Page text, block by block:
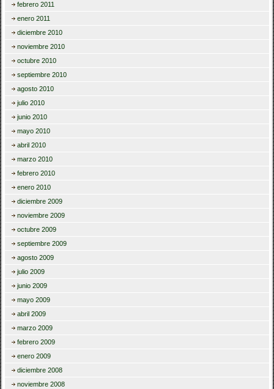
febrero 2011
enero 2011
diciembre 2010
noviembre 2010
octubre 2010
septiembre 2010
agosto 2010
julio 2010
junio 2010
mayo 2010
abril 2010
marzo 2010
febrero 2010
enero 2010
diciembre 2009
noviembre 2009
octubre 2009
septiembre 2009
agosto 2009
julio 2009
junio 2009
mayo 2009
abril 2009
marzo 2009
febrero 2009
enero 2009
diciembre 2008
noviembre 2008